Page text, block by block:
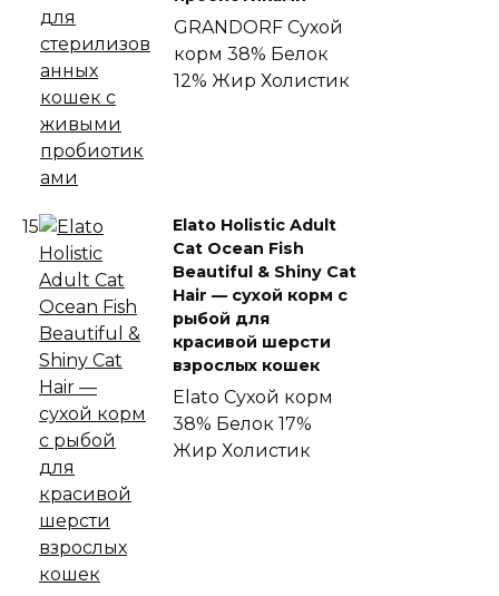
GRANDORF Сухой
корм 38% Белок
12% Жир Холистик
15
Elato Holistic Adult
Cat Ocean Fish
Beautiful & Shiny Cat
Hair — сухой корм с
рыбой для
красивой шерсти
взрослых кошек
Elato Сухой корм
38% Белок 17%
Жир Холистик